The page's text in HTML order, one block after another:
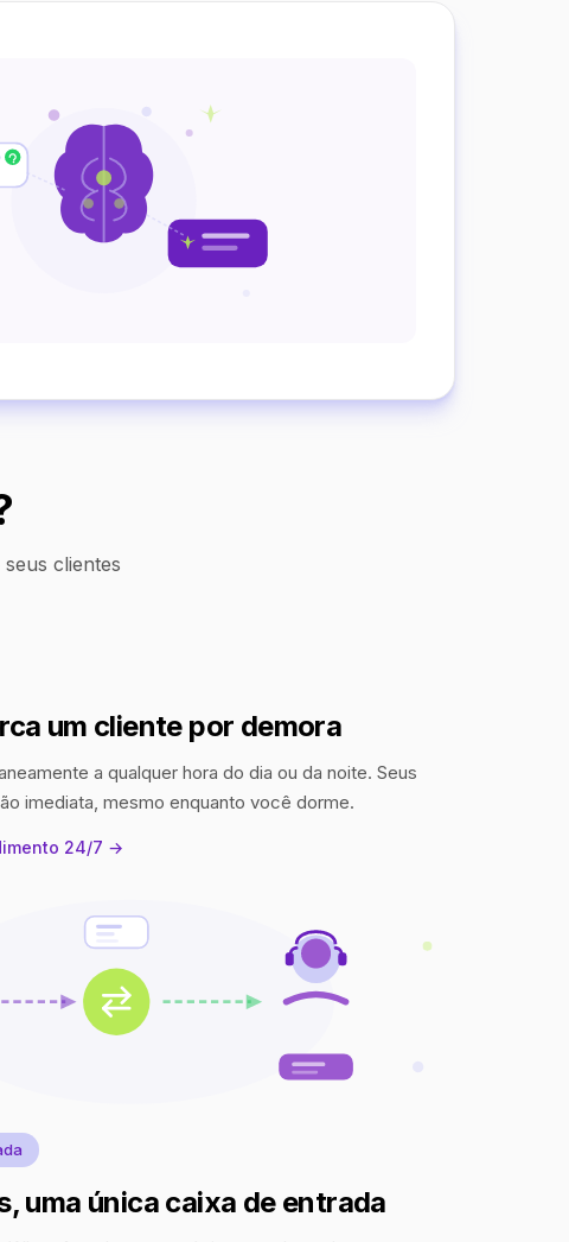
clientes
um cliente por demora
a qualquer hora do dia ou da noite. Seus
imediata, mesmo enquanto você dorme.
24/7 →
uma única caixa de entrada